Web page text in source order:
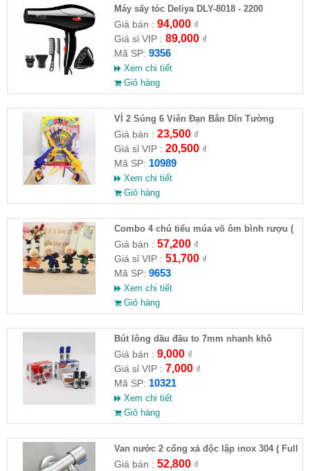
Máy sấy tóc Deliya DLY-8018 - 2200
Giá bán : 94,000₫
Giá sỉ VIP : 89,000₫
Mã SP: 9356
Xem chi tiết
Giỏ hàng
VỈ 2 Súng 6 Viên Đạn Bắn Dín Tường
Giá bán : 23,500₫
Giá sỉ VIP : 20,500₫
Mã SP: 10989
Xem chi tiết
Giỏ hàng
Combo 4 chú tiểu múa võ ôm bình rượu (
HĐ )
Giá bán : 57,200₫
Giá sỉ VIP : 51,700₫
Mã SP: 9653
Xem chi tiết
Giỏ hàng
Bút lông dầu đầu to 7mm nhanh khô
Giá bán : 9,000₫
Giá sỉ VIP : 7,000₫
Mã SP: 10321
Xem chi tiết
Giỏ hàng
Van nước 2 cổng xả độc lập inox 304 ( Full
VAT )
Giá bán : 52,800₫